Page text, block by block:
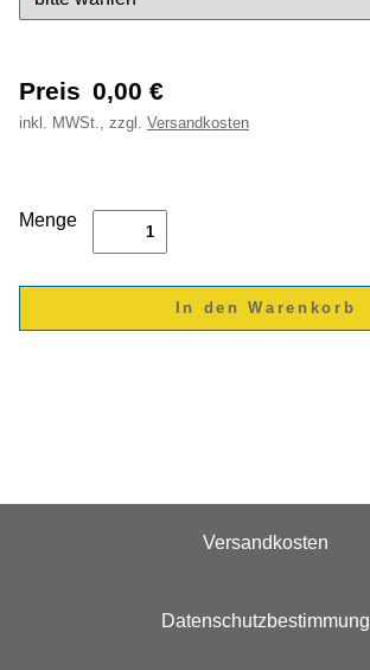
Preis 0,00 €
inkl. MWSt., zzgl. Versandkosten
Menge
Versandkosten
Datenschutzbestimmung